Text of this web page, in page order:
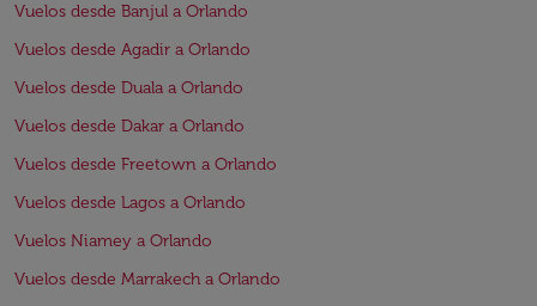
Vuelos desde Banjul a Orlando
Vuelos desde Agadir a Orlando
Vuelos desde Duala a Orlando
Vuelos desde Dakar a Orlando
Vuelos desde Freetown a Orlando
Vuelos desde Lagos a Orlando
Vuelos Niamey a Orlando
Vuelos desde Marrakech a Orlando